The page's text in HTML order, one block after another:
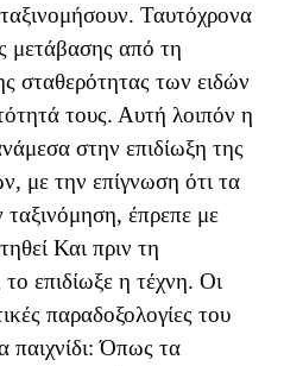
Ταυτόχρονα
μετάβασης από τη
σταθερότητας των ειδών
τους. Αυτή λοιπόν η
στην επιδίωξη της
με την επίγνωση ότι τα
ταξινόμηση, έπρεπε με
Και πριν τη
επιδίωξε η τέχνη. Οι
παραδοξολογίες του
παιχνίδι: Όπως τα